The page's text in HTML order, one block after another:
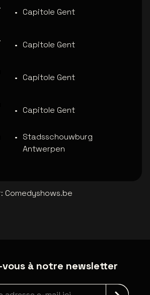
• Capitole Gent
• Capitole Gent
• Capitole Gent
• Capitole Gent
• Stadsschouwburg
Antwerpen
: Comedyshows.be
vous à notre newsletter